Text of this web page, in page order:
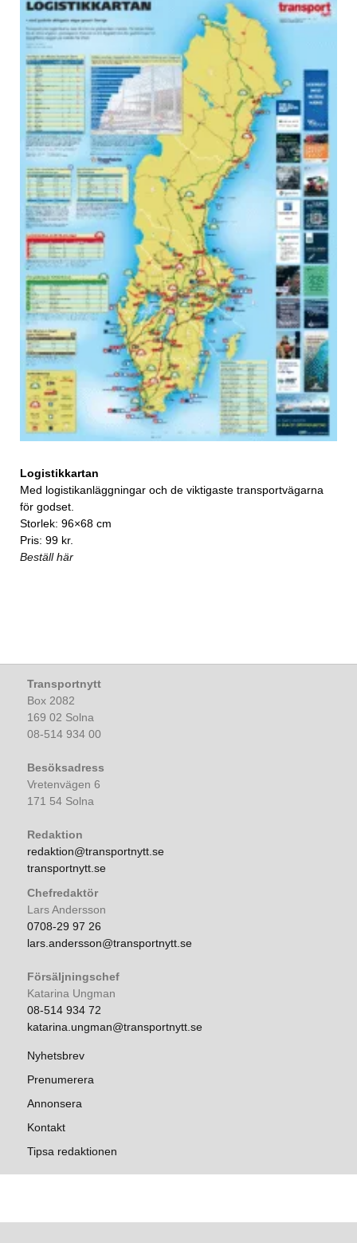
Logistikkartan
Med logistikanläggningar och de viktigaste transportvägarna
för godset.
Storlek: 96×68 cm
Pris: 99 kr.
Beställ här
Transportnytt
Box 2082
169 02 Solna
08-514 934 00
Besöksadress
Vretenvägen 6
171 54 Solna
Redaktion
redaktion@transportnytt.se
transportnytt.se
Chefredaktör
Lars Andersson
0708-29 97 26
lars.andersson@transportnytt.se
Försäljningschef
Katarina Ungman
08-514 934 72
katarina.ungman@transportnytt.se
Nyhetsbrev
Prenumerera
Annonsera
Kontakt
Tipsa redaktionen